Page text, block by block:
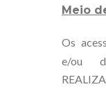
Meio
Os
e/ou